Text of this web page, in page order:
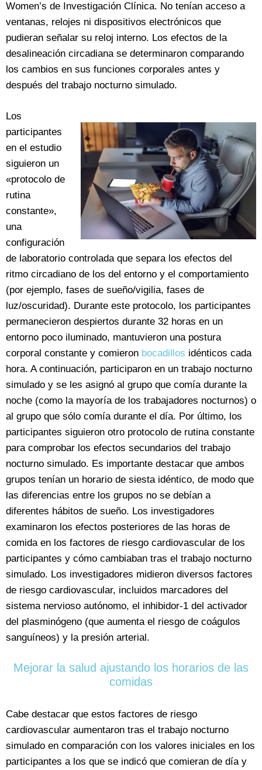
Women’s de Investigación Clínica. No tenían acceso a
ventanas, relojes ni dispositivos electrónicos que
pudieran señalar su reloj interno. Los efectos de la
desalineación circadiana se determinaron comparando
los cambios en sus funciones corporales antes y
después del trabajo nocturno simulado.
Los
participantes
en el estudio
siguieron un
«protocolo de
rutina
constante»,
una
configuración
de laboratorio controlada que separa los efectos del
ritmo circadiano de los del entorno y el comportamiento
(por ejemplo, fases de sueño/vigilia, fases de
luz/oscuridad). Durante este protocolo, los participantes
permanecieron despiertos durante 32 horas en un
entorno poco iluminado, mantuvieron una postura
corporal constante y comieron bocadillos idénticos cada
hora. A continuación, participaron en un trabajo nocturno
simulado y se les asignó al grupo que comía durante la
noche (como la mayoría de los trabajadores nocturnos) o
al grupo que sólo comía durante el día. Por último, los
participantes siguieron otro protocolo de rutina constante
para comprobar los efectos secundarios del trabajo
nocturno simulado. Es importante destacar que ambos
grupos tenían un horario de siesta idéntico, de modo que
las diferencias entre los grupos no se debían a
diferentes hábitos de sueño. Los investigadores
examinaron los efectos posteriores de las horas de
comida en los factores de riesgo cardiovascular de los
participantes y cómo cambiaban tras el trabajo nocturno
simulado. Los investigadores midieron diversos factores
de riesgo cardiovascular, incluidos marcadores del
sistema nervioso autónomo, el inhibidor-1 del activador
del plasminógeno (que aumenta el riesgo de coágulos
sanguíneos) y la presión arterial.
Mejorar la salud ajustando los horarios de las
comidas
Cabe destacar que estos factores de riesgo
cardiovascular aumentaron tras el trabajo nocturno
simulado en comparación con los valores iniciales en los
participantes a los que se indicó que comieran de día y